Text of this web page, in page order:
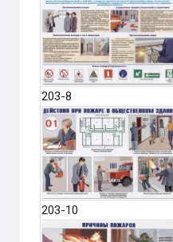
203-8
203-10